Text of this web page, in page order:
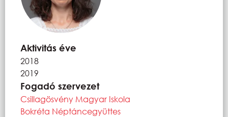
Aktivitás éve
2018
2019
Fogadó szervezet
Csillagösvény Magyar Iskola
Bokréta Néptáncegyüttes